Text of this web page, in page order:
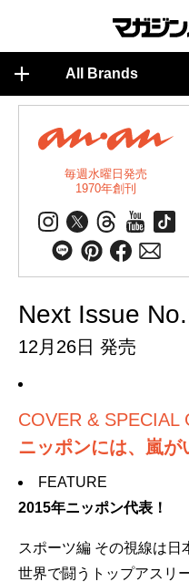
All Brands
毎週水曜日発売
1970年創刊
Next Issue
12月26日 発売
COVER & SPECIAL
ニッポンには、嵐が
FEATURE
2015年ニッポン代表！
スポーツ編 その視線は
世界で闘うトップアスリ